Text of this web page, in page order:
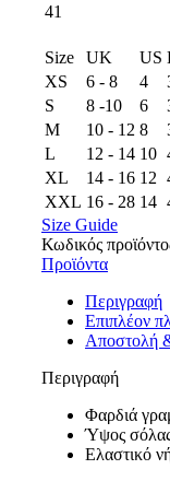
41
Size UK US
XS
6 - 8 4
S
8 -10 6
M
10 - 12 8
L
12 - 14 10
XL
14 - 16 12
XXL 16 - 28 14
Size Guide
Κωδικός
Προϊόντα
Περιγραφή
Επιπλέον
Αποστολή
Περιγραφή
Φαρδιά
Ύψος
Ελαστικό